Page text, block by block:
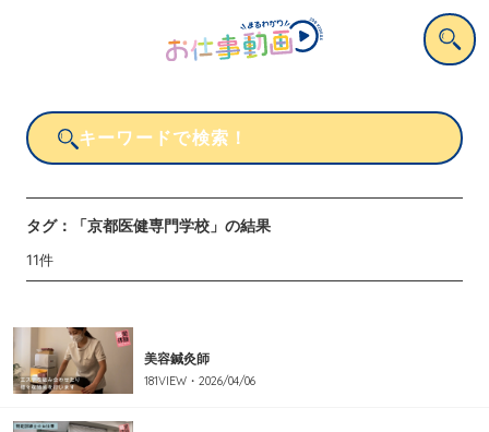
タグ： 「京都医健専門学校」 の結果
11件
美容鍼灸師
181VIEW・ 2026/04/06